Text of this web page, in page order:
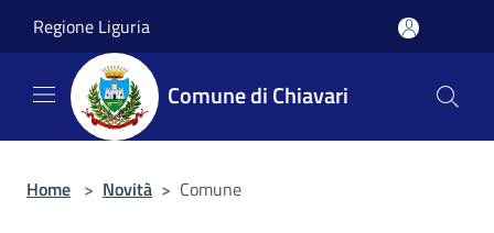
Regione Liguria
Comune di Chiavari
Home > Novità > Comune